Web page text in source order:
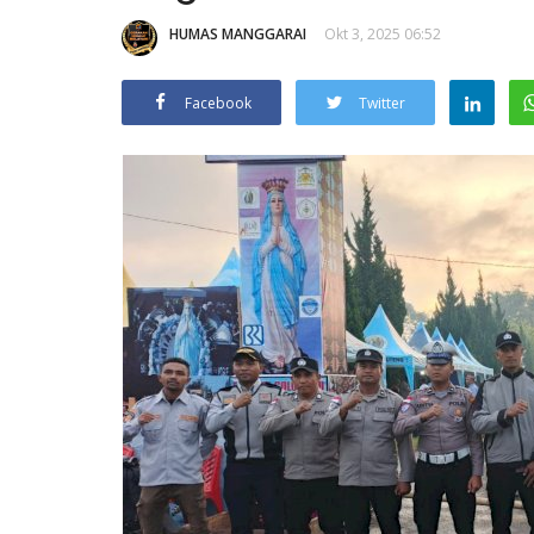
HUMAS MANGGARAI Okt 3, 2025 06:52
Facebook Twitter